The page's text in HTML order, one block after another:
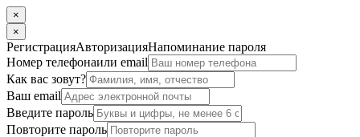
×
×
РегистрацияАвторизацияНапоминание пароля
Номер телефонаили email
Как вас зовут?
Ваш email
Введите пароль
Повторите пароль